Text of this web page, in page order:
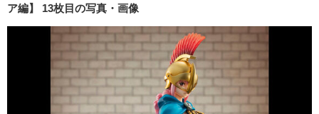
イベント
ビジネス
書評
ゲーム 座談会
アニメ
アニメ！アニメ！TV ABEMA Cafe
連載・コラム
ア編】 13枚目の写真・画像